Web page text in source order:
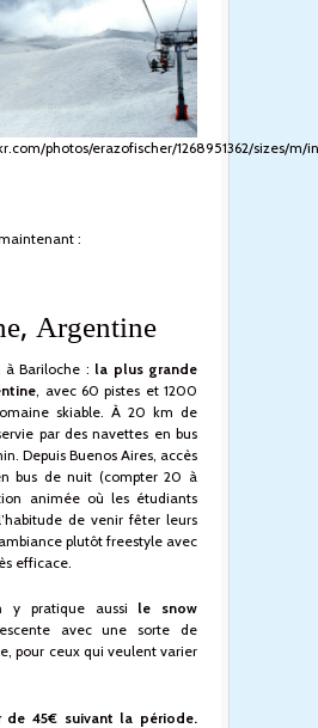
photos/erazofischer/1268951362/sizes/m/
maintenant :
Argentine
à Bariloche : la plus grande
, avec 60 pistes et 1200
skiable. À 20 km de
par des navettes en bus
Depuis Buenos Aires, accès
bus de nuit (compter 20 à
animée où les étudiants
de venir fêter leurs
plutôt freestyle avec
efficace.
y pratique aussi le snow
avec une sorte de
pour ceux qui veulent varier
de 45€ suivant la période.